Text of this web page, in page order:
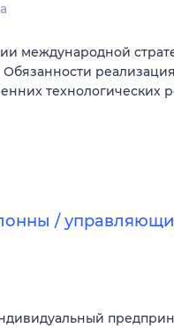
международной
/